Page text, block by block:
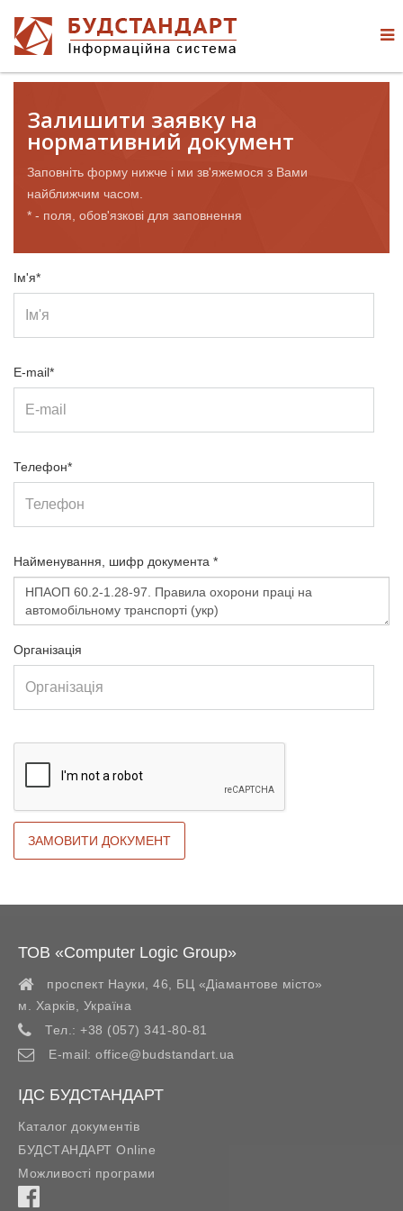
Залишити заявку на
нормативний документ
Заповніть форму нижче і ми зв'яжемося з Вами
найближчим часом.
* - поля, обов'язкові для заповнення
Ім'я*
E-mail*
Телефон*
Найменування, шифр документа *
Організація
ТОВ «Computer Logic Group»
проспект Науки, 46, БЦ «Діамантове місто»
м. Харків
Україна
Тел.: +38 (057) 341-80-81
E-mail: office@budstandart.ua
ІДС БУДСТАНДАРТ
Каталог документів
БУДСТАНДАРТ Online
Можливості програми